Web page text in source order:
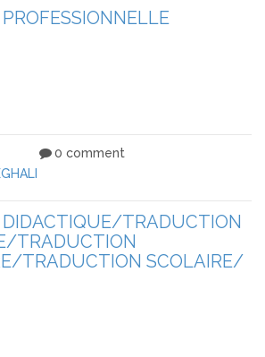
0 comment
TRADUCTION
TRADUCTION
TRADUCTION SCOLAIRE/